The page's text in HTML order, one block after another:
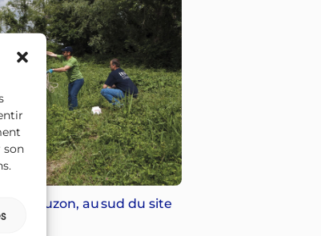
son
le Lauzon, au sud du site